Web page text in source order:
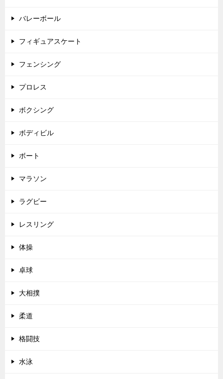
バレーボール
フィギュアスケート
フェンシング
プロレス
ボクシング
ボディビル
ボート
マラソン
ラグビー
レスリング
体操
卓球
大相撲
柔道
格闘技
水泳